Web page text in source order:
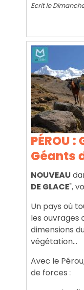
Ecrit le
PÉROU
Géants
NOUVEAU
DE GLACE",
Un pays où
les ouvrages
dimensions
végétation...
Avec le
de forces :